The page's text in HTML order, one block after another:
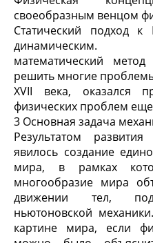
своеобразным венцом
Статический подход
динамическим.
математический
решить многие
XVII века, оказался
физических проблем еще
3 Основная задача
Результатом
явилось создание
мира, в рамках
многообразие мира
движении тел,
ньютоновской
картине мира, если